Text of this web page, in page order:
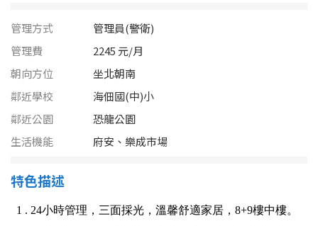
嘉義縣
台南市
澎湖縣
屏東縣
花蓮縣
60~70 坪
80坪以上
~
樓層
不拘
地下室
管理方式
管理員(警衛)
管理費
2245 元/月
朝向方位
坐北朝南
鄰近學校
海佃國(中)小
鄰近公園
恐龍公園
生活機能
府安、樂成市場
特色描述